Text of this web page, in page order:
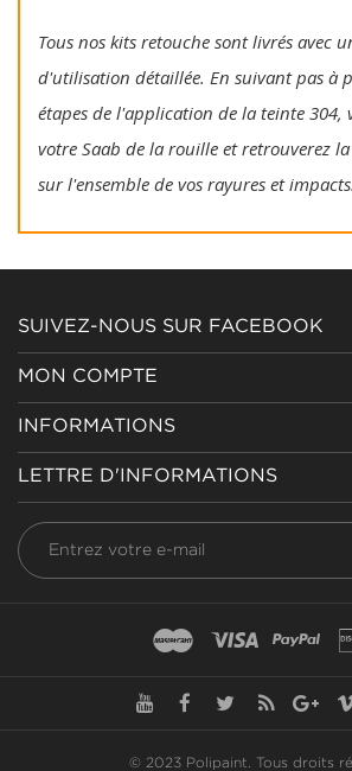
Tous nos kits retouche sont livrés avec
d'utilisation détaillée. En suivant pas à
étapes de l'application de la teinte 304,
votre Saab de la rouille et retrouverez
sur l'ensemble de vos rayures et impacts.
SUIVEZ-NOUS SUR FACEBOOK
MON COMPTE
INFORMATIONS
LETTRE D'INFORMATIONS
© 2023 Polipaint. Tous droits